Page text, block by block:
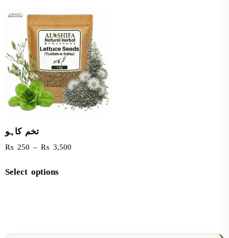
تخم کاہو
₨ 250 – ₨ 3,500
Select options